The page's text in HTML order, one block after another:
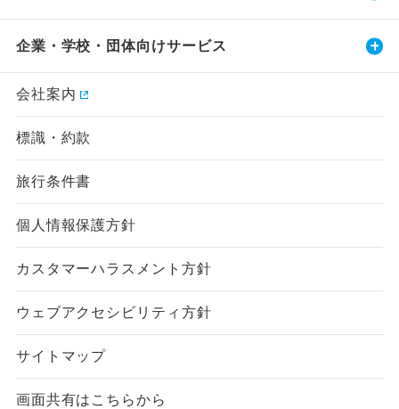
企業・学校・団体向けサービス
会社案内
標識・約款
旅行条件書
個人情報保護方針
カスタマーハラスメント方針
ウェブアクセシビリティ方針
サイトマップ
画面共有はこちらから